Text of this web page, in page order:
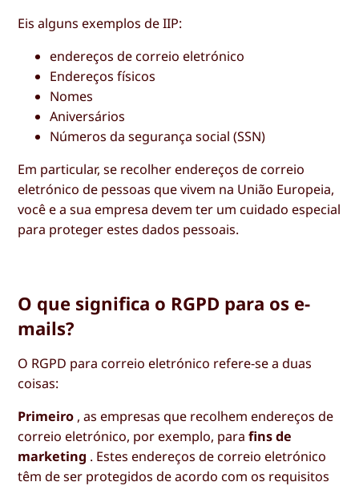
Eis alguns exemplos de IIP:
endereços de correio eletrónico
Endereços físicos
Nomes
Aniversários
Números da segurança social (SSN)
Em particular, se recolher endereços de correio
eletrónico de pessoas que vivem na União Europeia,
você e a sua empresa devem ter um cuidado especial
para proteger estes dados pessoais.
O que significa o RGPD para os e-
mails?
O RGPD para correio eletrónico refere-se a duas
coisas:
Primeiro , as empresas que recolhem endereços de
correio eletrónico, por exemplo, parafins de
marketing . Estes endereços de correio eletrónico
têm de ser protegidos de acordo com os requisitos